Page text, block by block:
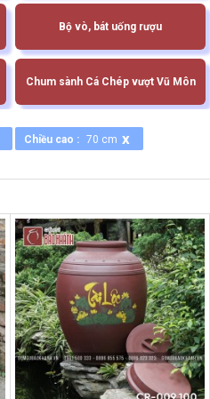
Bộ vò, bát uống rượu
Chum sành Cá Chép vượt Vũ Môn
Chiều cao : 70 cm x